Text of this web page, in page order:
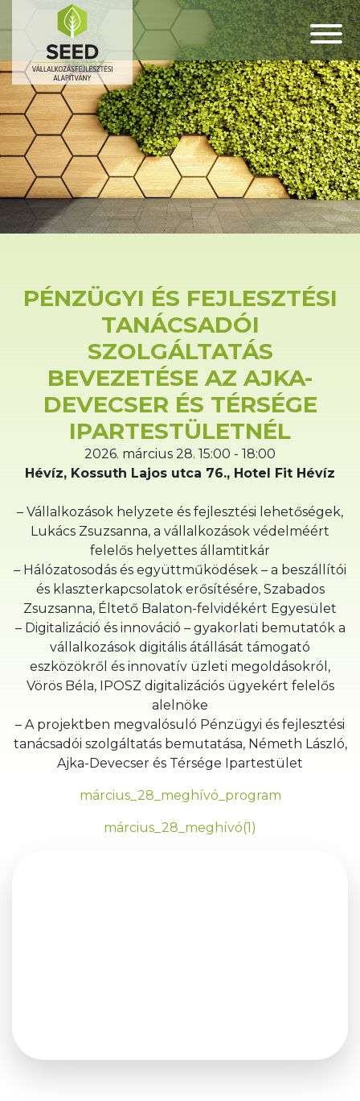
PÉNZÜGYI ÉS FEJLESZTÉSI
TANÁCSADÓI
SZOLGÁLTATÁS
BEVEZETÉSE AZ AJKA-
DEVECSER ÉS TÉRSÉGE
IPARTESTÜLETNÉL
2026. március 28. 15:00 - 18:00
Hévíz, Kossuth Lajos utca 76., Hotel Fit Hévíz
– Vállalkozások helyzete és fejlesztési lehetőségek,
Lukács Zsuzsanna, a vállalkozások védelméért
felelős helyettes államtitkár
– Hálózatosodás és együttműködések – a beszállítói
és klaszterkapcsolatok erősítésére, Szabados
Zsuzsanna, Éltető Balaton-felvidékért Egyesület
– Digitalizáció és innováció – gyakorlati bemutatók a
vállalkozások digitális átállását támogató
eszközökről és innovatív üzleti megoldásokról,
Vörös Béla, IPOSZ digitalizációs ügyekért felelős
alelnöke
– A projektben megvalósuló Pénzügyi és fejlesztési
tanácsadói szolgáltatás bemutatása, Németh László,
Ajka-Devecser és Térsége Ipartestület
március_28_meghívó_program
március_28_meghívó(1)